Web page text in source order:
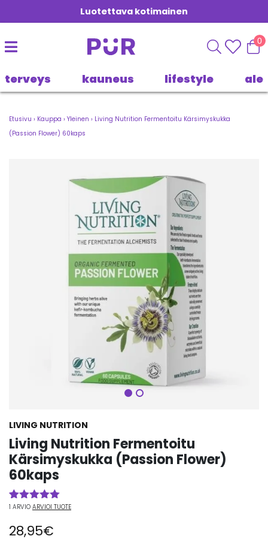
Luotettava kotimainen
0
terveys kauneus lifestyle ale
Etusivu › Kauppa › Yleinen › Living Nutrition Fermentoitu Kärsimyskukka
(Passion Flower) 60kaps
Seuraava
LIVING NUTRITION
Living Nutrition Fermentoitu
Kärsimyskukka (Passion Flower)
60kaps
Arvio5.00
perustuen
1
asiakkaan
1 ARVIO ARVIOI TUOTE
28,95€